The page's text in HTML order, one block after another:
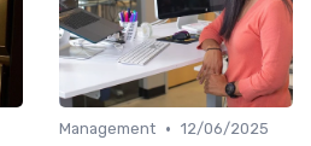
Management • 12/06/2025